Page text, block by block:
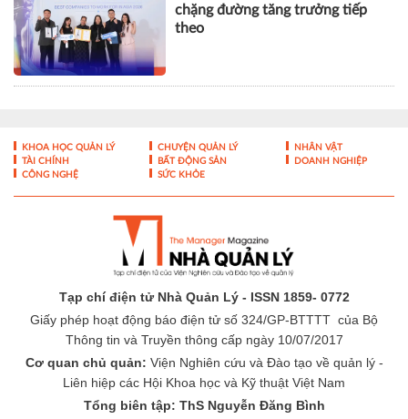
chặng đường tăng trưởng tiếp
theo
KHOA HỌC QUẢN LÝ CHUYỆN QUẢN LÝ
NHÂN VẬT
TÀI CHÍNH
BẤT ĐỘNG SẢN
DOANH NGHIỆP
CÔNG NGHỆ
SỨC KHỎE
Tạp chí điện tử Nhà Quản Lý - ISSN 1859- 0772
Giấy phép hoạt động báo điện tử số 324/GP-BTTTT của Bộ
Thông tin và Truyền thông cấp ngày 10/07/2017
Cơ quan chủ quản: Viện Nghiên cứu và Đào tạo về quản lý -
Liên hiệp các Hội Khoa học và Kỹ thuật Việt Nam
Tổng biên tập: ThS Nguyễn Đăng Bình